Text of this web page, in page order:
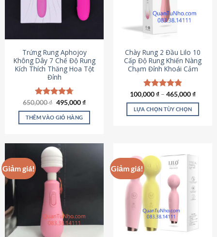
Trứng Rung Aphojoy
Không Dây 7 Chế Độ Rung
Kích Thích Thăng Hoa Tột
Đỉnh
Được xếp
hạng4.72
5 sao
650,000₫ Giá
là:
650,000 ₫.
495,000₫Giá
tại
495,000 ₫.
THÊM VÀO GIỎ HÀNG
Chày Rung 2 Đầu Lilo 10
Cấp Độ Rung Khiến Nàng
Chạm Đỉnh Khoái Cảm
Được xếp
hạng4.80
5 sao
100,000₫ – 465,000₫
LỰA CHỌN TÙY CHỌN
nhiều
biến
thể.
Các
chọn
thể
Giảm giá! Giảm giá!